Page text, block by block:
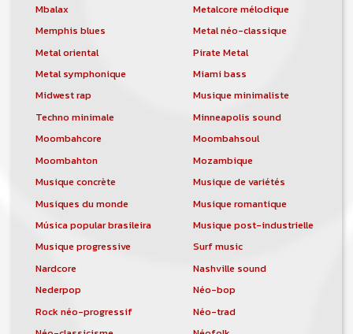
Mbalax
Metalcore mélodique
Memphis blues
Metal néo-classique
Metal oriental
Pirate Metal
Metal symphonique
Miami bass
Midwest rap
Musique minimaliste
Techno minimale
Minneapolis sound
Moombahcore
Moombahsoul
Moombahton
Mozambique
Musique concrète
Musique de variétés
Musiques du monde
Musique romantique
Música popular brasileira
Musique post-industrielle
Musique progressive
Surf music
Nardcore
Nashville sound
Nederpop
Néo-bop
Rock néo-progressif
Néo-trad